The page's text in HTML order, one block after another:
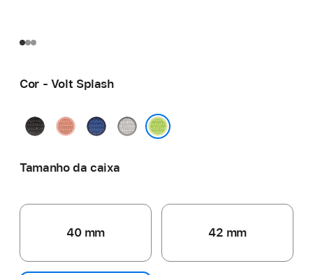
Cor - Volt Splash
Preto
Rosa
Blue
Cinzento
Tamanho da caixa
40 mm 42 mm